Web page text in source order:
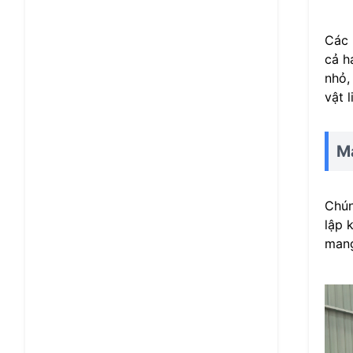
Các
cả
vật
lập